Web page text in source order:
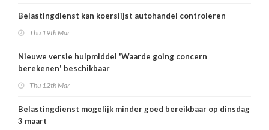
Belastingdienst kan koerslijst autohandel controleren
Thu 19th Mar
Nieuwe versie hulpmiddel 'Waarde going concern
berekenen' beschikbaar
Thu 12th Mar
Belastingdienst mogelijk minder goed bereikbaar op dinsdag
3 maart